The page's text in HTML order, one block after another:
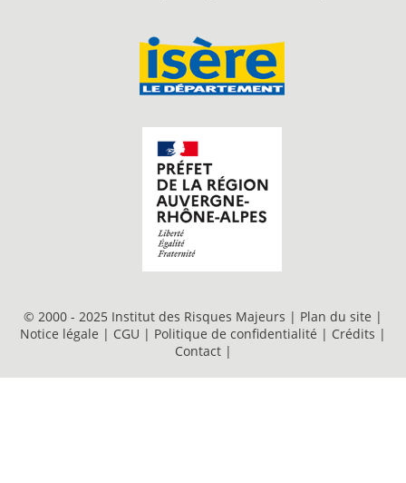
© 2000 - 2025 Institut des Risques Majeurs | Plan du site |
Notice légale | CGU | Politique de confidentialité | Crédits |
Contact |